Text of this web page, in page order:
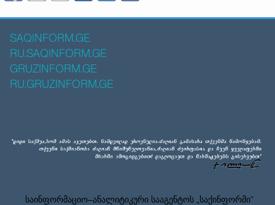
SAQINFORM.GE
RU.SAQINFORM.GE
GRUZINFORM.GE
RU.GRUZINFORM.GE
საინფორმაციო–ანალიტიკური სააგენტოს „საქინფორმი”